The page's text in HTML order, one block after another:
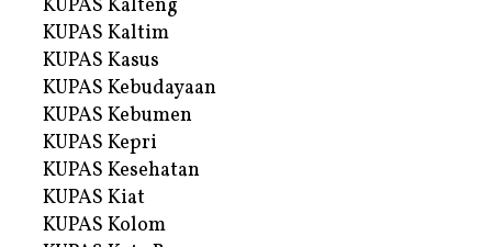
KUPAS Kalteng
KUPAS Kaltim
KUPAS Kasus
KUPAS Kebudayaan
KUPAS Kebumen
KUPAS Kepri
KUPAS Kesehatan
KUPAS Kiat
KUPAS Kolom